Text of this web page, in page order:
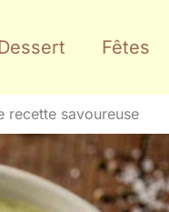
Fêtes
recette savoureuse